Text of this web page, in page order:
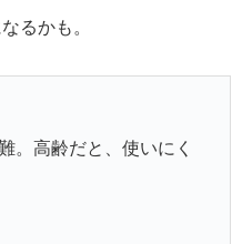
るかも。
。高齢だと、使いにく